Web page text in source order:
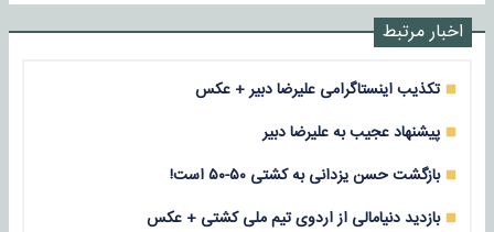
اخبار مرتبط
تکذیب اینستاگرامی علیرضا دبیر + عکس
پیشنهاد عجیب به علیرضا دبیر
بازگشت حسن یزدانی به کشتی ۵۰-۵۰ است!
بازدید دنیامالی از اردوی تیم ملی کشتی + عکس